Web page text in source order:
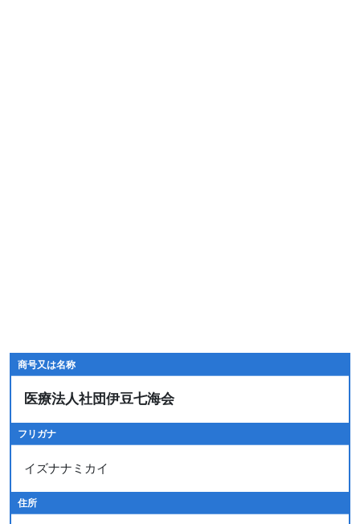
商号又は名称
医療法人社団伊豆七海会
フリガナ
イズナナミカイ
住所